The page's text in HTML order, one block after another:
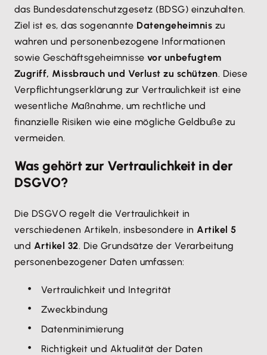
das Bundesdatenschutzgesetz (BDSG) einzuhalten.
Ziel ist es, das sogenannte Datengeheimnis zu
wahren und personenbezogene Informationen
sowie Geschäftsgeheimnisse vor unbefugtem
Zugriff, Missbrauch und Verlust zu schützen. Diese
Verpflichtungserklärung zur Vertraulichkeit ist eine
wesentliche Maßnahme, um rechtliche und
finanzielle Risiken wie eine mögliche Geldbuße zu
vermeiden.
Was gehört zur Vertraulichkeit in der
DSGVO?
Die DSGVO regelt die Vertraulichkeit in
verschiedenen Artikeln, insbesondere inArtikel 5
und Artikel 32. Die Grundsätze der Verarbeitung
personenbezogener Daten umfassen:
Vertraulichkeit und Integrität
Zweckbindung
Datenminimierung
Richtigkeit und Aktualität der Daten